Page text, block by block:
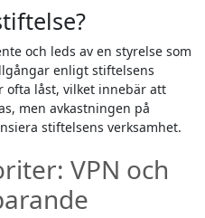
och leds av en styrelse som
enligt stiftelsens
ofta låst, vilket innebär att
men avkastningen på
stiftelsens verksamhet.
VPN och